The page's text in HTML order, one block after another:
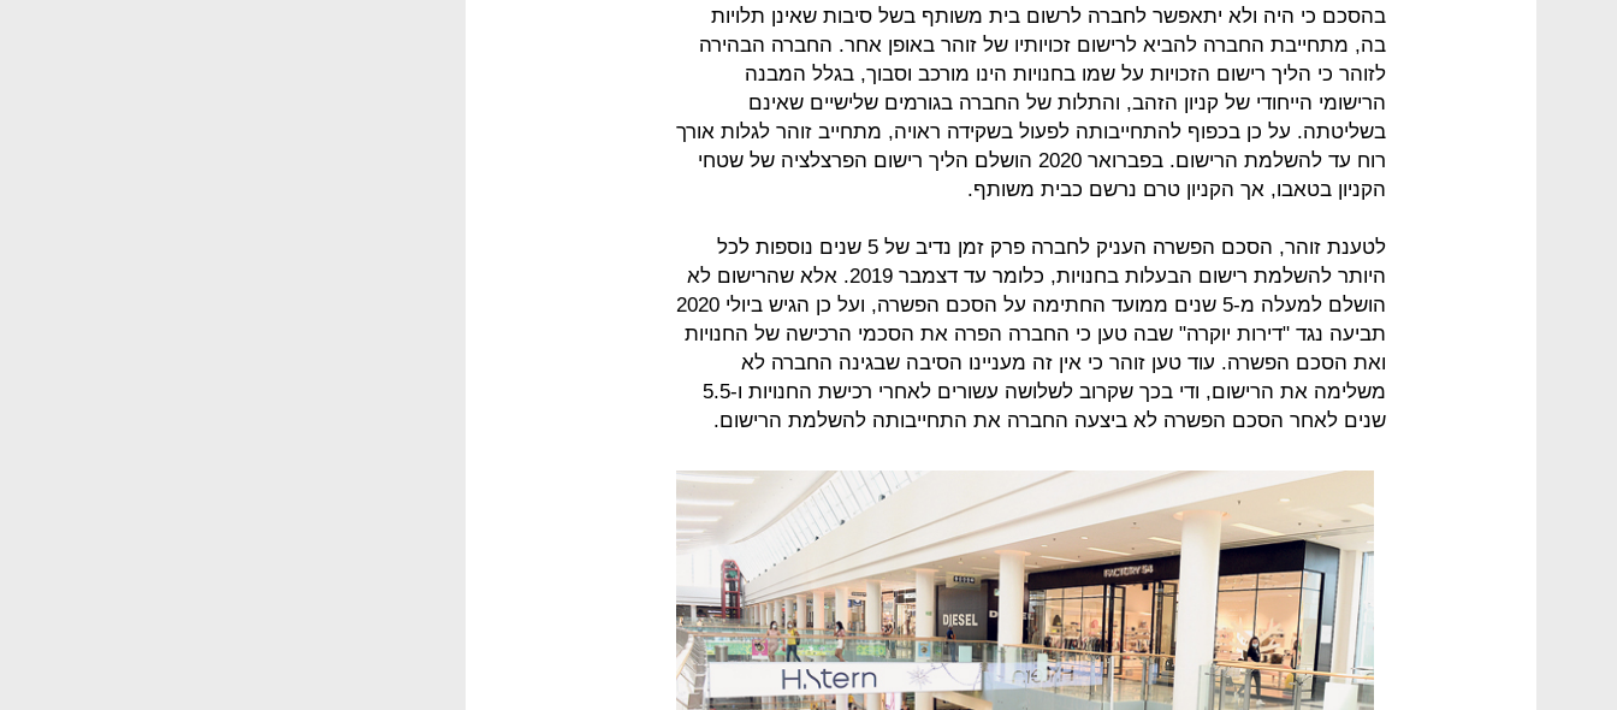
בהסכם כי היה ולא יתאפשר לחברה לרשום בית משותף בשל סיבות שאינן תלויות
בה, מתחייבת החברה להביא לרישום זכויותיו של זוהר באופן אחר. החברה הבהירה
לזוהר כי הליך רישום הזכויות על שמו בחנויות הינו מורכב וסבוך, בגלל המבנה
הרישומי הייחודי של קניון הזהב, והתלות של החברה בגורמים שלישיים שאינם
בשליטתה. על כן בכפוף להתחייבותה לפעול בשקידה ראויה, מתחייב זוהר לגלות אורך
רוח עד להשלמת הרישום. בפברואר 2020 הושלם הליך רישום הפרצלציה של שטחי
הקניון בטאבו, אך הקניון טרם נרשם כבית משותף.
לטענת זוהר, הסכם הפשרה העניק לחברה פרק זמן נדיב של 5 שנים נוספות לכל
היותר להשלמת רישום הבעלות בחנויות, כלומר עד דצמבר 2019. אלא שהרישום לא
הושלם למעלה מ-5 שנים ממועד החתימה על הסכם הפשרה, ועל כן הגיש ביולי 2020
תביעה נגד "דירות יוקרה" שבה טען כי החברה הפרה את הסכמי הרכישה של החנויות
ואת הסכם הפשרה. עוד טען זוהר כי אין זה מעניינו הסיבה שבגינה החברה לא
משלימה את הרישום, ודי בכך שקרוב לשלושה עשורים לאחרי רכישת החנויות ו-5.5
שנים לאחר הסכם הפשרה לא ביצעה החברה את התחייבותה להשלמת הרישום.